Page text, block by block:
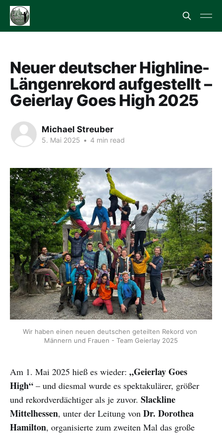
Neuer deutscher Highline-
Längenrekord aufgestellt –
Geierlay Goes High 2025
Michael Streuber
5. Mai 2025 • 4 min read
Wir haben einen neuen deutschen geteilten Rekord von
Männern und Frauen - Team Geierlay 2025
Am 1. Mai 2025 hieß es wieder: „Geierlay Goes
High“ – und diesmal wurde es spektakulärer, größer
und rekordverdächtiger als je zuvor. Slackline
Mittelhessen, unter der Leitung von Dr. Dorothea
Hamilton, organisierte zum zweiten Mal das große